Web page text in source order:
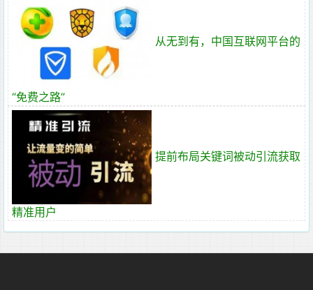
从无到有，中国互联网平台的
“免费之路”
提前布局关键词被动引流获取
精准用户